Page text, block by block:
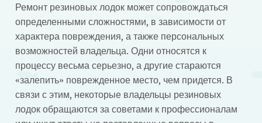
Ремонт резиновых лодок может сопровождаться
определенными сложностями, в зависимости от
характера повреждения, а также персональных
возможностей владельца. Одни относятся к
процессу весьма серьезно, а другие стараются
«залепить» поврежденное место, чем придется. В
связи с этим, некоторые владельцы резиновых
лодок обращаются за советами к профессионалам